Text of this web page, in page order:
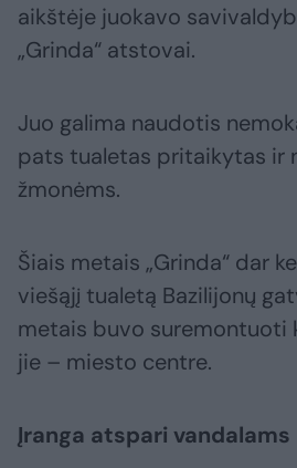
aikštėje juokavo
„Grinda“ atstovai.
Juo galima naudotis
pats tualetas pritaikytas ir
žmonėms.
Šiais metais „Grinda“ dar
viešąjį tualetą Bazilijonų
metais buvo suremontuoti
jie – miesto centre.
Įranga atspari vandalams